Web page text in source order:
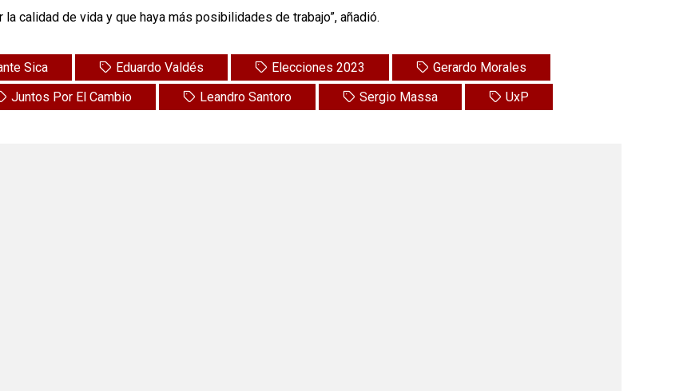
calidad de vida y que haya más posibilidades de trabajo”, añadió.
Sica Eduardo Valdés Elecciones 2023
Gerardo Morales
Juntos Por El Cambio Leandro Santoro Sergio Massa UxP